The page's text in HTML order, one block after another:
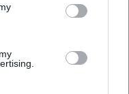
Aufsichts­
DSGVO steht den
bei einer